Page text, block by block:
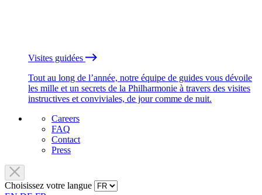
Visites guidées
Tout au long de l’année, notre équipe de guides vous dévoile
les mille et un secrets de la Philharmonie à travers des visites
instructives et conviviales, de jour comme de nuit.
Careers
FAQ
Contact
Press
Choisissez votre langue